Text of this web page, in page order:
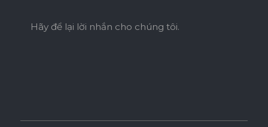
Hãy để lại lời nhắn cho chúng tôi.